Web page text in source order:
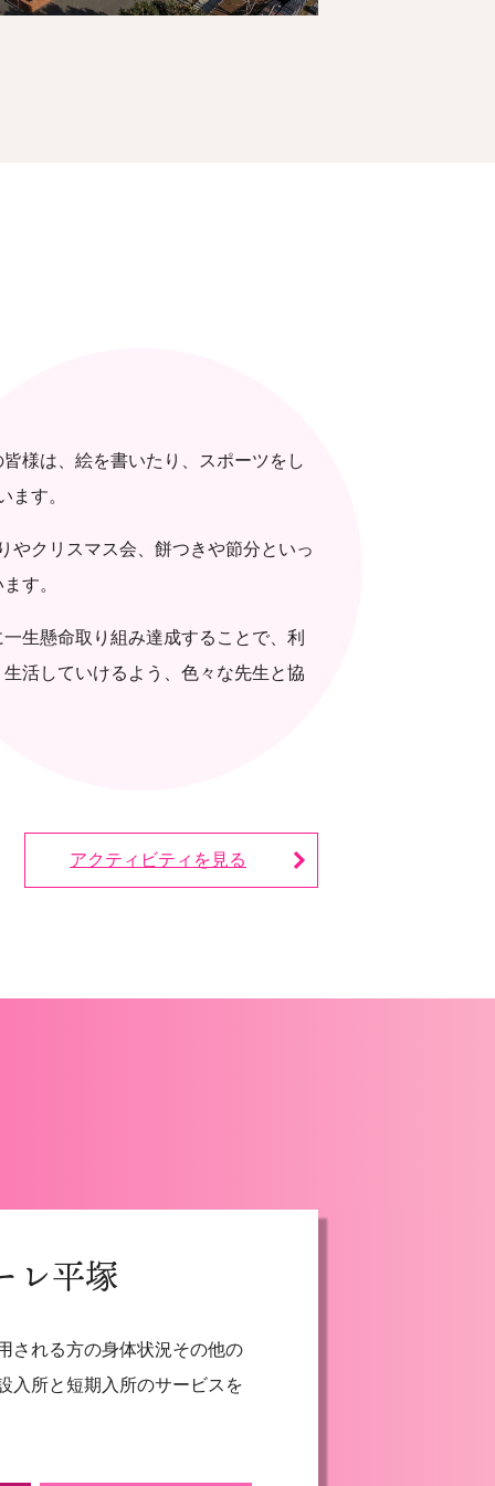
様は、絵を書いたり、スポーツをし
ます。
やクリスマス会、餅つきや節分といっ
す。
生懸命取り組み達成することで、利
活していけるよう、色々な先生と協
アクティビティを見る
レ平塚
される方の身体状況その他の
入所と短期入所のサービスを